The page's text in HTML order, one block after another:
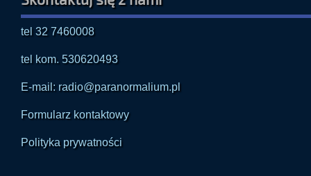
tel 32 7460008
tel kom. 530620493
E-mail: radio@paranormalium.pl
Formularz kontaktowy
Polityka prywatności